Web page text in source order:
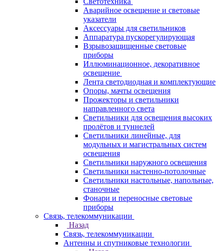
Аварийное освещение и световые
указатели
Аксессуары для светильников
Аппаратура пускорегулирующая
Взрывозащищенные световые
приборы
Иллюминационное, декоративное
освещение
Лента светодиодная и комплектующие
Опоры, мачты освещения
Прожекторы и светильники
направленного света
Светильники для освещения высоких
пролётов и туннелей
Светильники линейные, для
модульных и магистральных систем
освещения
Светильники наружного освещения
Светильники настенно-потолочные
Светильники настольные, напольные,
станочные
Фонари и переносные световые
приборы
Связь, телекоммуникации
Назад
Связь, телекоммуникации
Антенны и спутниковые технологии